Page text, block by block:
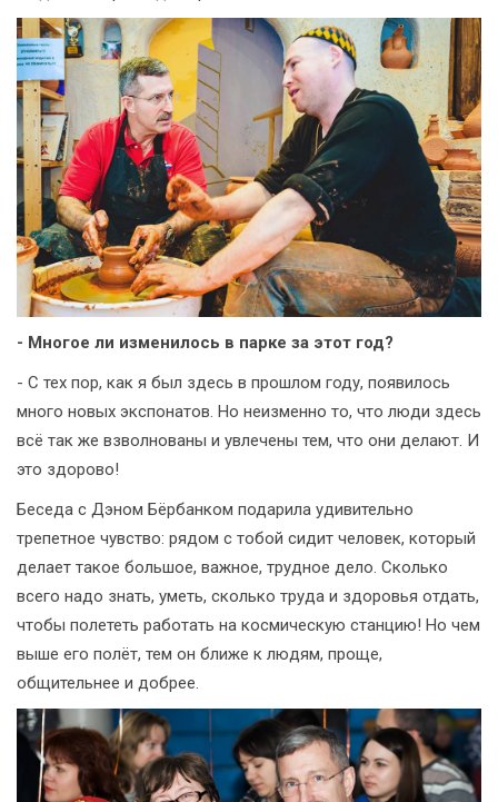
- Многое ли изменилось в парке за этот год?
- С тех пор, как я был здесь в прошлом году, появилось
много новых экспонатов. Но неизменно то, что люди здесь
всё так же взволнованы и увлечены тем, что они делают. И
это здорово!
Беседа с Дэном Бёрбанком подарила удивительно
трепетное чувство: рядом с тобой сидит человек, который
делает такое большое, важное, трудное дело. Сколько
всего надо знать, уметь, сколько труда и здоровья отдать,
чтобы полететь работать на космическую станцию! Но чем
выше его полёт, тем он ближе к людям, проще,
общительнее и добрее.